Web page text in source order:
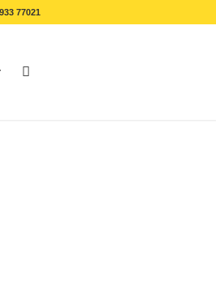
77021